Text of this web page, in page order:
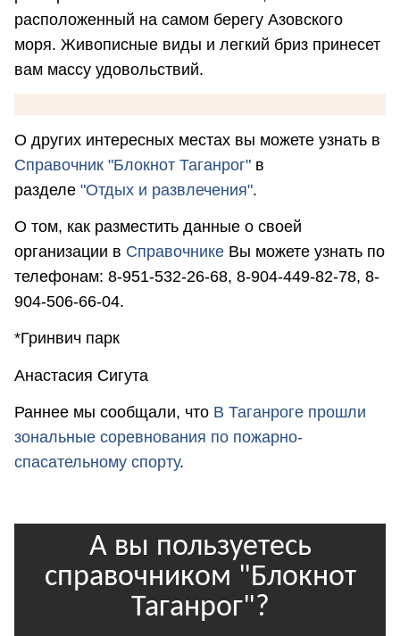
расположенный на самом берегу Азовского
моря. Живописные виды и легкий бриз принесет
вам массу удовольствий.
О других интересных местах вы можете узнать в
Справочник "Блокнот Таганрог" в
разделе "Отдых и развлечения".
О том, как разместить данные о своей
организации в Справочнике Вы можете узнать по
телефонам: 8-951-532-26-68, 8-904-449-82-78, 8-
904-506-66-04.
*Гринвич парк
Анастасия Сигута
Раннее мы сообщали, что В Таганроге прошли
зональные соревнования по пожарно-
спасательному спорту.